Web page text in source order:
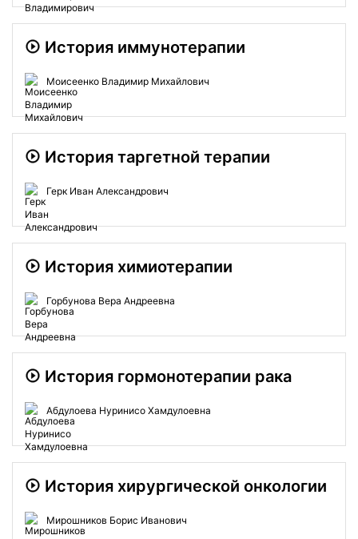
История иммунотерапии
Моисеенко Владимир Михайлович
История таргетной терапии
Герк Иван Александрович
История химиотерапии
Горбунова Вера Андреевна
История гормонотерапии рака
Абдулоева Нуринисо Хамдулоевна
История хирургической онкологии
Мирошников Борис Иванович